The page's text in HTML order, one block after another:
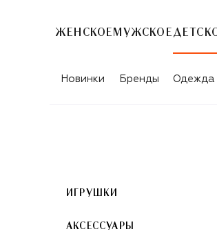
ЖЕНСКОЕ МУЖСКОЕ
Новинки Бренды Одежда
ИГРУШКИ
АКСЕССУАРЫ